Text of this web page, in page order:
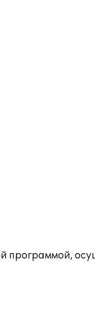
программой,